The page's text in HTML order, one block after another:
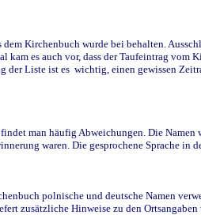
Kirchenbuch wurde bei behalten.
kam es auch vor, dass der Taufeintrag
der Liste ist es wichtig, einen gewissen
man häufig Abweichungen. Die
waren. Die gesprochene Sprache
polnische und deutsche Namen
zusätzliche Hinweise zu den